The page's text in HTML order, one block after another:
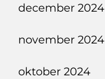
december 2024
november 2024
oktober 2024